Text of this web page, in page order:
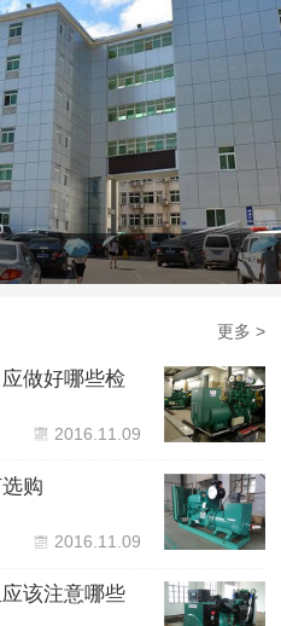
更多 >
做好哪些检
2016.11.09
购
2016.11.09
该注意哪些